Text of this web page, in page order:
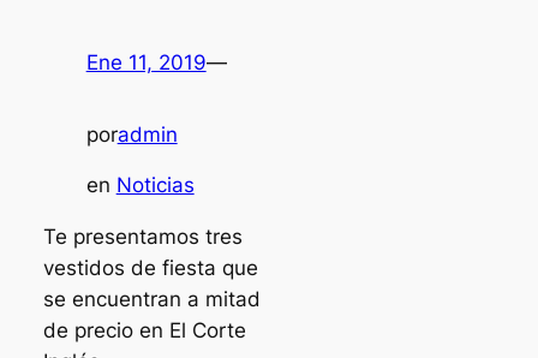
Ene 11, 2019—
poradmin
en Noticias
Te presentamos tres
vestidos de fiesta que
se encuentran a mitad
de precio en El Corte